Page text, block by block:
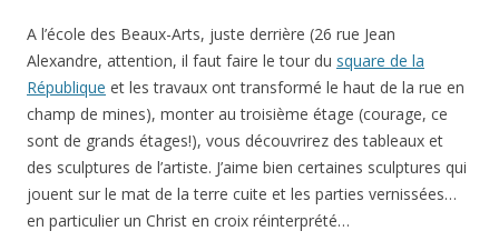
A l’école des Beaux-Arts, juste derrière (26 rue Jean
Alexandre, attention, il faut faire le tour du square de la
République et les travaux ont transformé le haut de la rue en
champ de mines), monter au troisième étage (courage, ce
sont de grands étages!), vous découvrirez des tableaux et
des sculptures de l’artiste. J’aime bien certaines sculptures qui
jouent sur le mat de la terre cuite et les parties vernissées…
en particulier un Christ en croix réinterprété…